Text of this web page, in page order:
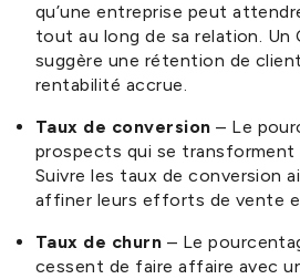
qu’une entreprise peut
tout au long de sa relation. Un
suggère une rétention de
rentabilité accrue.
Taux de conversion – Le
prospects qui se transforment
Suivre les taux de conversion
affiner leurs efforts de vente
Taux de churn – Le
cessent de faire affaire avec